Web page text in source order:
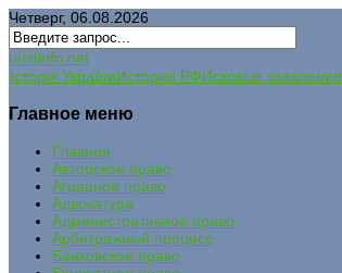
Четверг, 06.08.2026
uristinfo.net
Історія УкраїниИстория РФИсковые заявления
Главное меню
Главная
Авторское право
Аграрное право
Адвокатура
Административное право
Арбитражный процесс
Банковское право